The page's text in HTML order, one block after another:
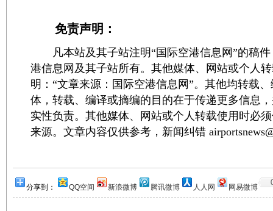
免责声明：
凡本站及其子站注明“国际空港信息网”的稿件
港信息网及其子站所有。其他媒体、网站或个人
明：“文章来源：国际空港信息网”。其他均转载
体，转载、编译或摘编的目的在于传递更多信息
实性负责。其他媒体、网站或个人转载使用时必
来源。文章内容仅供参考，新闻纠错
分享到： QQ空间 新浪微博 腾讯微博 人人网 网易微博